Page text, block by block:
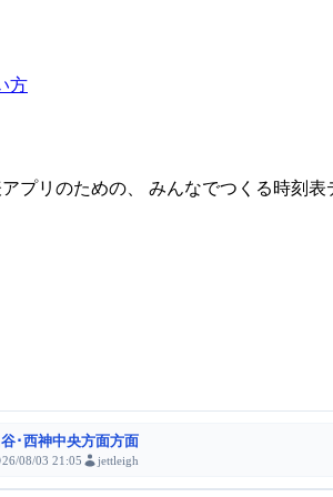
方
プリのための、 みんなでつくる時刻表
･西神中央方面方面
26/08/03 21:05 jettleigh